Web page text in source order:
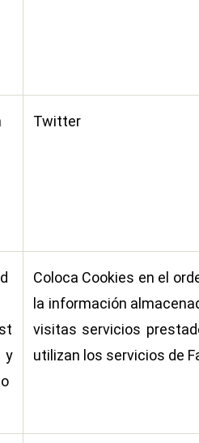
Twitter
Coloca Cookies en el
la información
visitas servicios
utilizan los servicios de